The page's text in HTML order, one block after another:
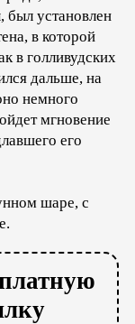
был установлен
в которой
в голливудских
дальше, на
немного
мгновение
его
шаре, с